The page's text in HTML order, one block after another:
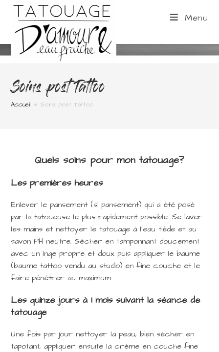
Skip
content
Menu
Soins post Tattoo
Accueil » Soins post Tattoo
Quels soins pour mon tatouage?
Les premières heures
Enlever le pansement (si pansement) qui a été posé
par la tatoueuse le plus rapidement possible. Se laver
les mains et nettoyer le tatouage à l’eau tiède et au
savon PH neutre. Sécher en tamponnant doucement
avec un lnge propre et doux puis appliquer le baume
(baume tattoo vendu au studio) en fine couche et le
faire pénétrer au maximum.
Les quinze jours à 1 mois suivant la séance de
tatouage
Une fois par jour nettoyer la peau, bien sécher en
tapotant, appliquer ensuite la crème en couche fine